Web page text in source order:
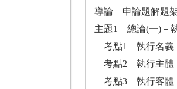
導論 申論題解題
主題1 總論(一)－
考點1 執行名義
考點2 執行主體
考點3 執行客體